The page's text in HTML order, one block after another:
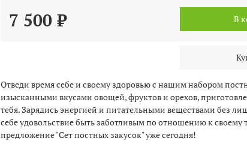
7 500 ₽ В
Отведи время себе и своему здоровью с нашим набором
изысканными вкусами овощей, фруктов и орехов,
тебя. Зарядись энергией и питательными веществами без
себе удовольствие быть заботливым по отношению к своему
предложение "Сет постных закусок" уже сегодня!